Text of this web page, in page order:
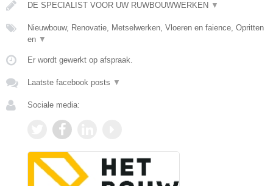
DE SPECIALIST VOOR UW RUWBOUWWERKEN ▼
Nieuwbouw, Renovatie, Metselwerken, Vloeren en faience, Opritten
en ▼
Er wordt gewerkt op afspraak.
Laatste facebook posts ▼
Sociale media: